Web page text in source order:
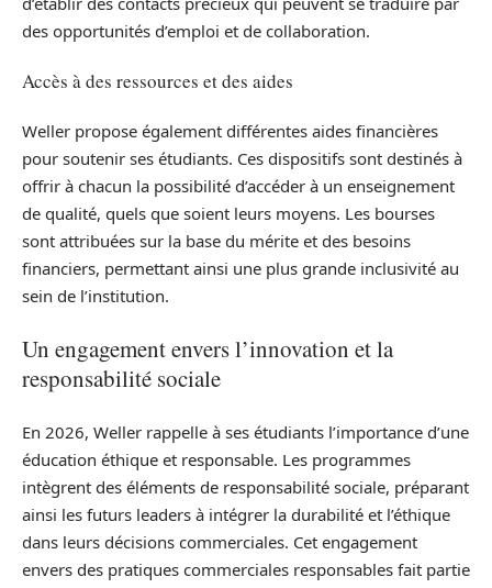
des opportunités d’emploi et de collaboration.
Accès à des ressources et des aides
Weller propose également différentes aides financières
pour soutenir ses étudiants. Ces dispositifs sont destinés à
offrir à chacun la possibilité d’accéder à un enseignement
de qualité, quels que soient leurs moyens. Les bourses
sont attribuées sur la base du mérite et des besoins
financiers, permettant ainsi une plus grande inclusivité au
sein de l’institution.
Un engagement envers l’innovation et la
responsabilité sociale
En 2026, Weller rappelle à ses étudiants l’importance d’une
éducation éthique et responsable. Les programmes
intègrent des éléments de responsabilité sociale, préparant
ainsi les futurs leaders à intégrer la durabilité et l’éthique
dans leurs décisions commerciales. Cet engagement
envers des pratiques commerciales responsables fait partie